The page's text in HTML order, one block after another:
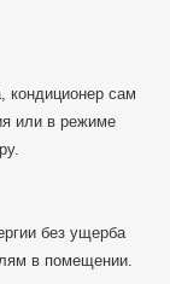
кондиционер сам
или в режиме
без ущерба
в помещении.